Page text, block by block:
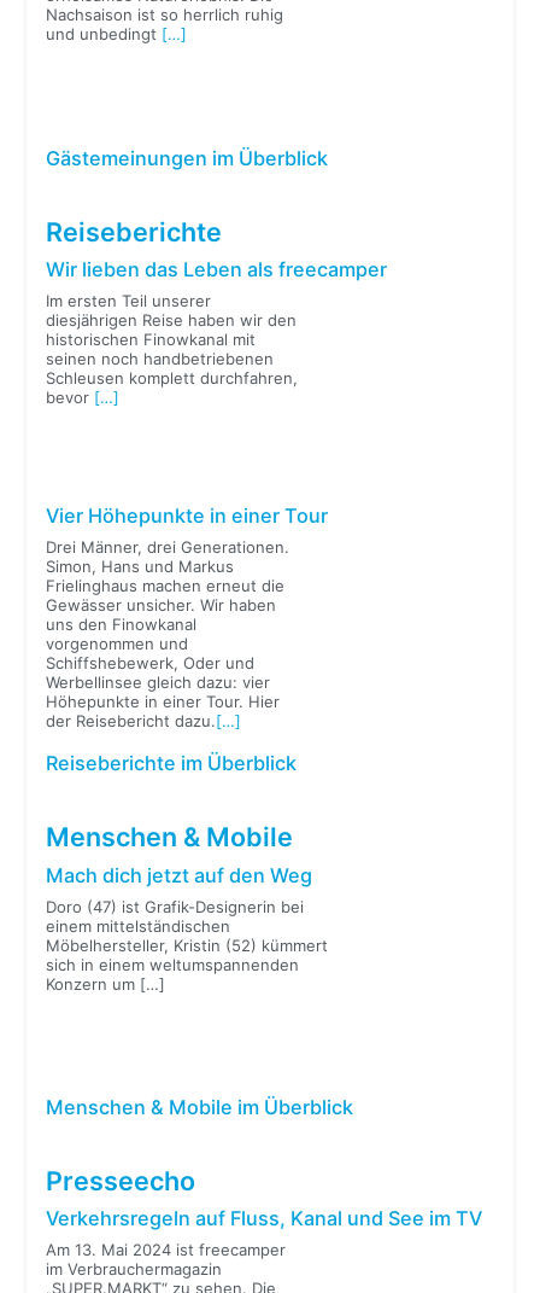
Nachsaison ist so herrlich ruhig
und unbedingt […]
Gästemeinungen im Überblick
Reiseberichte
Wir lieben das Leben als freecamper
Im ersten Teil unserer
diesjährigen Reise haben wir den
historischen Finowkanal mit
seinen noch handbetriebenen
Schleusen komplett durchfahren,
bevor […]
Vier Höhepunkte in einer Tour
Drei Männer, drei Generationen.
Simon, Hans und Markus
Frielinghaus machen erneut die
Gewässer unsicher. Wir haben
uns den Finowkanal
vorgenommen und
Schiffshebewerk, Oder und
Werbellinsee gleich dazu: vier
Höhepunkte in einer Tour. Hier
der Reisebericht dazu.[…]
Reiseberichte im Überblick
Menschen & Mobile
Mach dich jetzt auf den Weg
Doro (47) ist Grafik-Designerin bei
einem mittelständischen
Möbelhersteller, Kristin (52) kümmert
sich in einem weltumspannenden
Konzern um […]
Menschen & Mobile im Überblick
Presseecho
Verkehrsregeln auf Fluss, Kanal und See im TV
Am 13. Mai 2024 ist freecamper
im Verbrauchermagazin
„SUPER.MARKT“ zu sehen. Die